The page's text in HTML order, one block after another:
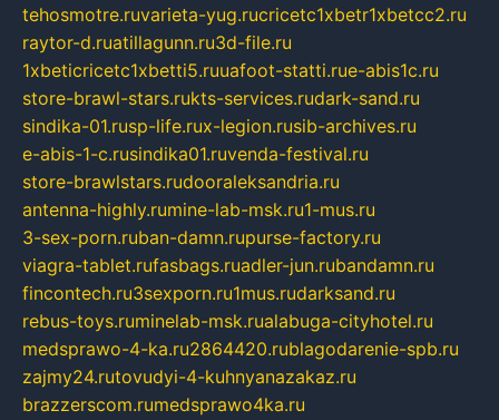
tehosmotre.ruvarieta-yug.rucricetc1xbetr1xbetcc2.ru
raytor-d.ruatillagunn.ru3d-file.ru
1xbeticricetc1xbetti5.ruuafoot-statti.rue-abis1c.ru
store-brawl-stars.rukts-services.rudark-sand.ru
sindika-01.rusp-life.rux-legion.rusib-archives.ru
e-abis-1-c.rusindika01.ruvenda-festival.ru
store-brawlstars.rudooraleksandria.ru
antenna-highly.rumine-lab-msk.ru1-mus.ru
3-sex-porn.ruban-damn.rupurse-factory.ru
viagra-tablet.rufasbags.ruadler-jun.rubandamn.ru
fincontech.ru3sexporn.ru1mus.rudarksand.ru
rebus-toys.ruminelab-msk.rualabuga-cityhotel.ru
medsprawo-4-ka.ru2864420.rublagodarenie-spb.ru
zajmy24.rutovudyi-4-kuhnyanazakaz.ru
brazzerscom.rumedsprawo4ka.ru